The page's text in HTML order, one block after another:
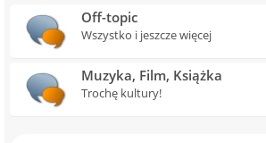
Off-topic
Wszystko i jeszcze więcej
Muzyka, Film, Książka
Trochę kultury!